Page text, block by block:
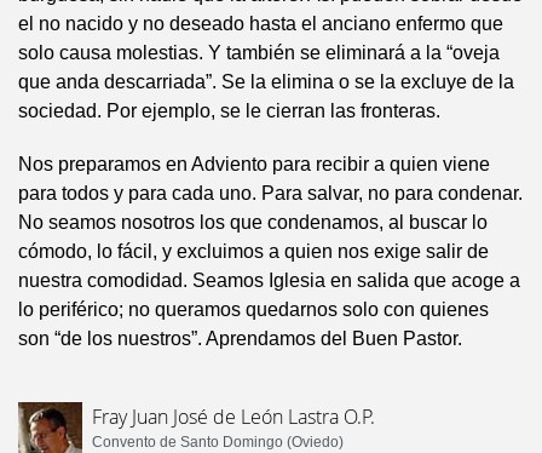
el no nacido y no deseado hasta el anciano enfermo que
solo causa molestias. Y también se eliminará a la “oveja
que anda descarriada”. Se la elimina o se la excluye de la
sociedad. Por ejemplo, se le cierran las fronteras.
Nos preparamos en Adviento para recibir a quien viene
para todos y para cada uno. Para salvar, no para condenar.
No seamos nosotros los que condenamos, al buscar lo
cómodo, lo fácil, y excluimos a quien nos exige salir de
nuestra comodidad. Seamos Iglesia en salida que acoge a
lo periférico; no queramos quedarnos solo con quienes
son “de los nuestros”. Aprendamos del Buen Pastor.
Fray Juan José de León Lastra O.P.
Convento de Santo Domingo (Oviedo)